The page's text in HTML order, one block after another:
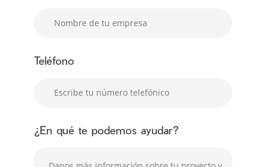
Teléfono
¿En qué te podemos ayudar?